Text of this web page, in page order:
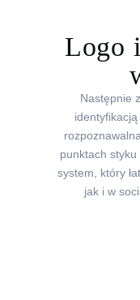
Logo
Następnie
punktach
system, który
jak i w